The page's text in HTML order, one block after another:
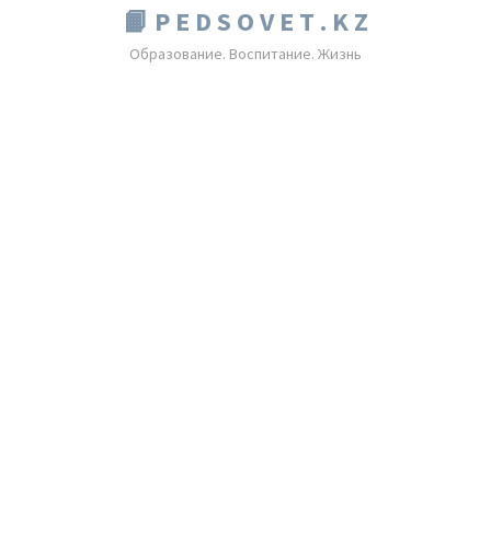
📙 P E D S O V E T . K Z
Образование. Воспитание. Жизнь